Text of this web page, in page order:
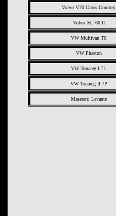
Volvo V70 Cross Country
Volvo XC 60 II
VW Multivan T6
VW Phaeton
VW Touareg I 7L
VW Touareg II 7P
Maseratti Levante